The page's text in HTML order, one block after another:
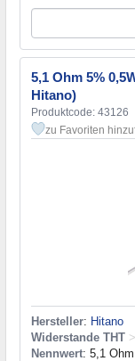
5,1 Ohm 5%
Hitano)
Produktcode: 43126
zu Favoriten
Hersteller: Hitano
Widerstande THT >
Nennwert: 5,1 Ohm